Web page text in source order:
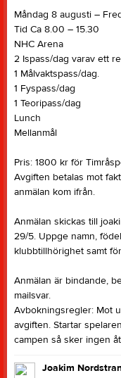
Måndag 8 augusti –
Tid Ca 8.00 – 15.30
NHC Arena
2 Ispass/dag varav ett
1 Målvaktspass/dag.
1 Fyspass/dag
1 Teoripass/dag
Lunch
Mellanmål
Pris: 1800 kr för
Avgiften betalas mot
anmälan kom ifrån.
Anmälan skickas till
29/5. Uppge namn,
klubbtillhörighet samt
Anmälan är bindande,
mailsvar.
Avbokningsregler: Mot
avgiften. Startar spelaren
campen så sker ingen
Joakim